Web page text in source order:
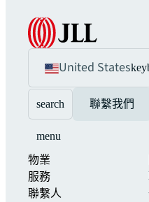
United States
search 聯繫我們
menu
物業
服務
聯繫人